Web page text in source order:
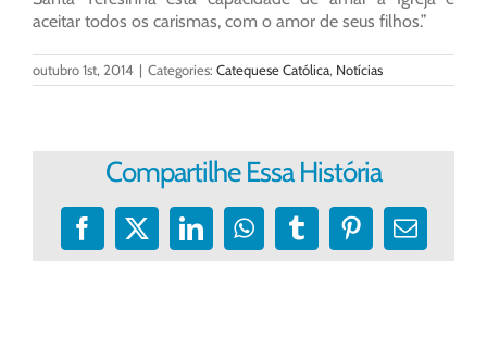
aceitar todos os carismas, com o amor de seus filhos.”
outubro 1st, 2014 | Categories: Catequese Católica, Notícias
Compartilhe Essa História
Facebook
X LinkedInWhatsApp
TumblrPinterest
E-